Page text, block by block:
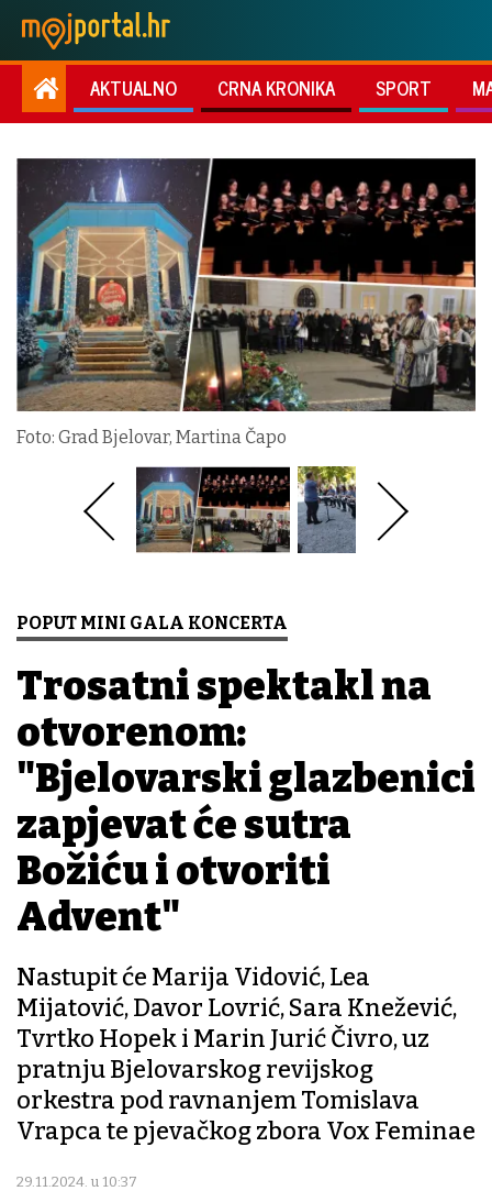
AKTUALNO CRNA KRONIKA SPORT
Foto: Grad Bjelovar, Martina Čapo
POPUT MINI GALA KONCERTA
Trosatni spektakl na
otvorenom:
"Bjelovarski glazbenici
zapjevat će sutra
Božiću i otvoriti
Advent"
Nastupit će Marija Vidović, Lea
Mijatović, Davor Lovrić, Sara Knežević,
Tvrtko Hopek i Marin Jurić Čivro, uz
pratnju Bjelovarskog revijskog
orkestra pod ravnanjem Tomislava
Vrapca te pjevačkog zbora Vox Feminae
29.11.2024. u 10:37